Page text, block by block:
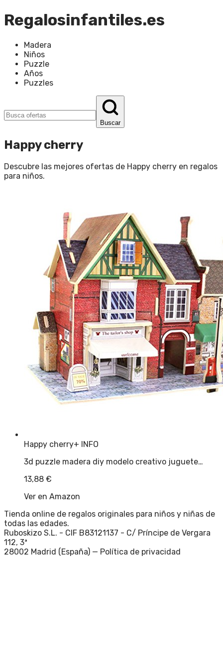
Regalosinfantiles.es
Madera
Niños
Puzzle
Años
Puzzles
Buscar
Happy cherry
Descubre las mejores ofertas de Happy cherry en regalos
para niños.
Happy cherry+ INFO
3d puzzle madera diy modelo creativo juguete…
13,88 €
Ver en Amazon
Tienda online de regalos originales para niños y niñas de
todas las edades.
Ruboskizo S.L. - CIF B83121137 - C/ Príncipe de Vergara
112, 3ª
28002 Madrid (España) — Política de privacidad